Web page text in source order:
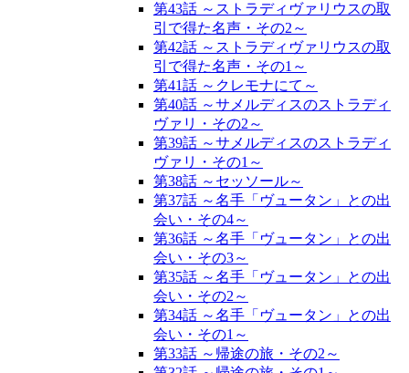
第43話 ～ストラディヴァリウスの取
引で得た名声・その2～
第42話 ～ストラディヴァリウスの取
引で得た名声・その1～
第41話 ～クレモナにて～
第40話 ～サメルディスのストラディ
ヴァリ・その2～
第39話 ～サメルディスのストラディ
ヴァリ・その1～
第38話 ～セッソール～
第37話 ～名手「ヴュータン」との出
会い・その4～
第36話 ～名手「ヴュータン」との出
会い・その3～
第35話 ～名手「ヴュータン」との出
会い・その2～
第34話 ～名手「ヴュータン」との出
会い・その1～
第33話 ～帰途の旅・その2～